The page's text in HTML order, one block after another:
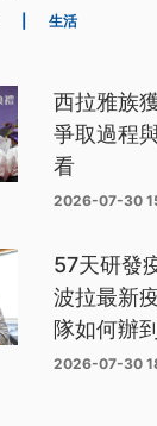
生活
西拉雅族
爭取過程
看
2026-07-30
57天研發
波拉最新
隊如何辦
2026-07-30